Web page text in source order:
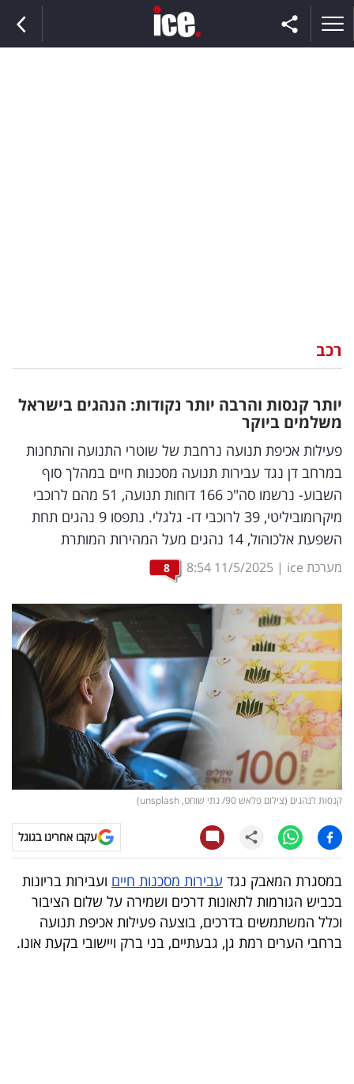
וצרכנות
דיגיטל
וטק
שיווק
ופרסום
משפט
ומחקרים
דעות
רכילות
עסקית
קריפטו
ויראלי
עסקי
ספורט
קריירה
ולימודים
רכב
יותר קנסות והרבה יותר נקודות: הנהגים בישראל
משלמים ביוקר
פעילות אכיפת תנועה נרחבת של שוטרי התנועה והתחנות
במרחב דן נגד עבירות תנועה מסכנות חיים במהלך סוף
השבוע- נרשמו סה"כ 166 דוחות תנועה, 51 מהם לרוכבי
מיקרומוביליטי, 39 לרוכבי דו- גלגלי. נתפסו 9 נהגים תחת
השפעת אלכוהול, 14 נהגים מעל המהירות המותרת
מערכת ice |
11/5/2025
8:54
8
קנסות לנהגים (צילום פלאש 90/ נתי שוחט, unsplash)
עקבו אחרינו בגוגל
במסגרת המאבק נגד עבירות מסכנות חיים ועבירות בריונות
בכביש הגורמות לתאונות דרכים ושמירה על שלום הציבור
וכלל המשתמשים בדרכים, בוצעה פעילות אכיפת תנועה
ברחבי הערים רמת גן, גבעתיים, בני ברק ויישובי בקעת אונו.